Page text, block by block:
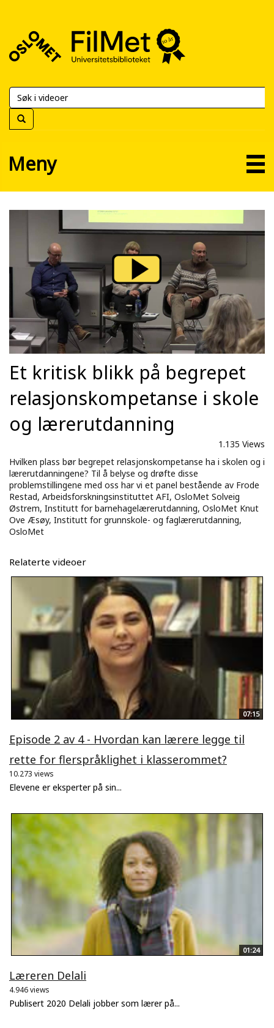
FilMet
Universitetsbiblioteket
Meny
Et kritisk blikk på begrepet
relasjonskompetanse i skole
og lærerutdanning
1.135 Views
Hvilken plass bør begrepet relasjonskompetanse ha i skolen og i
lærerutdanningene? Til å belyse og drøfte disse
problemstillingene med oss har vi et panel bestående av Frode
Restad, Arbeidsforskningsinstituttet AFI, OsloMet Solveig
Østrem, Institutt for barnehagelærerutdanning, OsloMet Knut
Ove Æsøy, Institutt for grunnskole- og faglærerutdanning,
OsloMet
Relaterte videoer
07:15
Episode 2 av 4 - Hvordan kan lærere legge til
rette for flerspråklighet i klasserommet?
10.273 views
Elevene er eksperter på sin...
01:24
Læreren Delali
4.946 views
Publisert 2020 Delali jobber som lærer på...